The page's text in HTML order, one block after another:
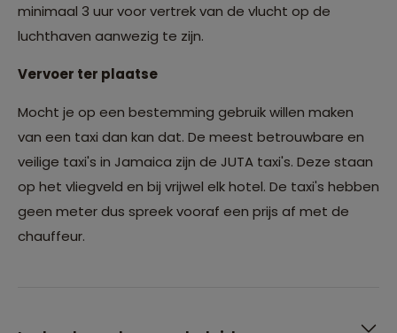
minimaal 3 uur voor vertrek van de vlucht op de
luchthaven aanwezig te zijn.
Vervoer ter plaatse
Mocht je op een bestemming gebruik willen maken
van een taxi dan kan dat. De meest betrouwbare en
veilige taxi's in Jamaica zijn de JUTA taxi's. Deze staan
op het vliegveld en bij vrijwel elk hotel. De taxi's hebben
geen meter dus spreek vooraf een prijs af met de
chauffeur.